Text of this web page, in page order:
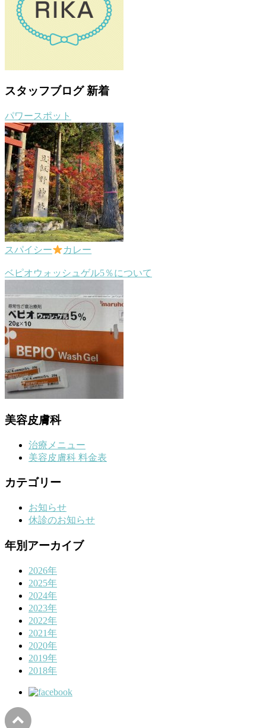
スタッフブログ 新着
パワースポット
スパイシー カレー
ベピオウォッシュゲル5％について
美容皮膚科
治療メニュー
美容皮膚科 料金表
カテゴリー
お知らせ
休診のお知らせ
年別アーカイブ
2026年
2025年
2024年
2023年
2022年
2021年
2020年
2019年
2018年